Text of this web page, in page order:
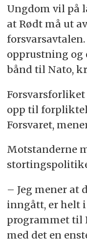
Ungdom vil på
at Rødt må ut av
opprustning og
bånd til Nato,
opp til
Forsvaret,
Motstanderne
– Jeg mener at
inngått, er helt
programmet til
med det en